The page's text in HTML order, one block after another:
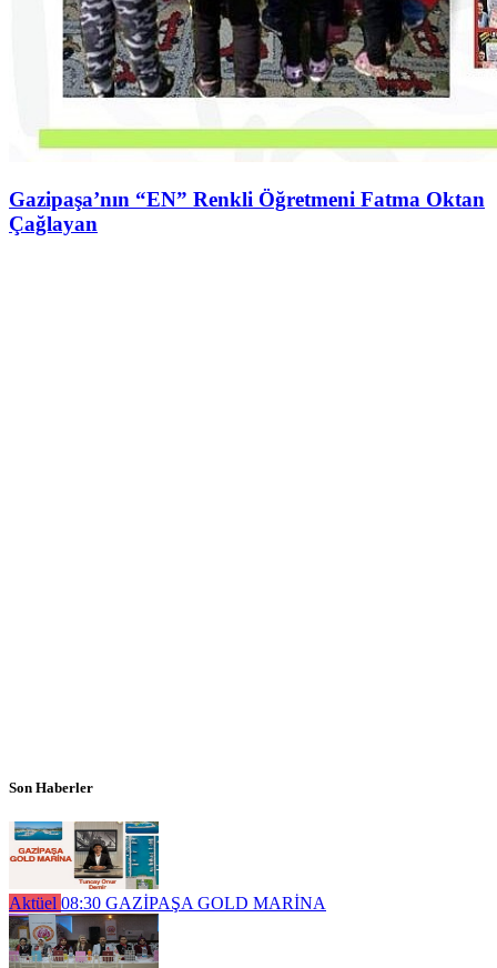
Gazipaşa’nın “EN” Renkli Öğretmeni Fatma Oktan
Çağlayan
Son Haberler
Aktüel 08:30 GAZİPAŞA GOLD MARİNA